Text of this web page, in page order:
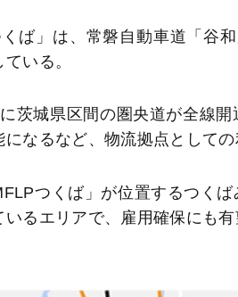
くば」は、常磐自動車道「谷
いる。
茨城県区間の圏央道が全線
になるなど、物流拠点として
つくば」が位置するつく
いるエリアで、雇用確保にも